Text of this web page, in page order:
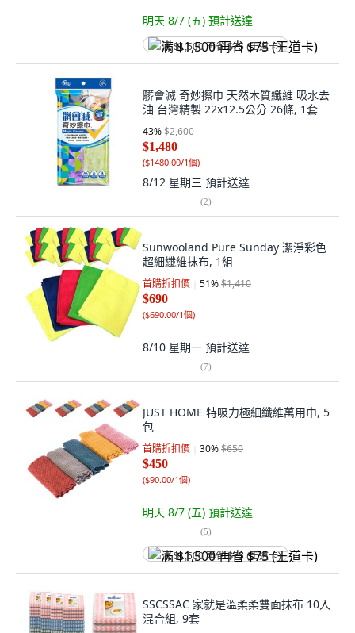
明天 8/7 (五) 預計送達
满 $1,500 再省 $75 (王道卡)
髒會滅 奇妙擦巾 天然木質纖維 吸水去
油 台灣精製 22x12.5公分 26條, 1套
43%$2,600
$1,480
($1480.00/1個)
8/12 星期三 預計送達
(2)
Sunwooland Pure Sunday 潔淨彩色
超細纖維抹布, 1組
首購折扣價 51%$1,410
$690
($690.00/1個)
8/10 星期一 預計送達
(7)
JUST HOME 特吸力極細纖維萬用巾, 5
包
首購折扣價 30%$650
$450
($90.00/1個)
明天 8/7 (五) 預計送達
(5)
满 $1,500 再省 $75 (王道卡)
SSCSSAC 家就是溫柔柔雙面抹布 10入
混合組, 9套